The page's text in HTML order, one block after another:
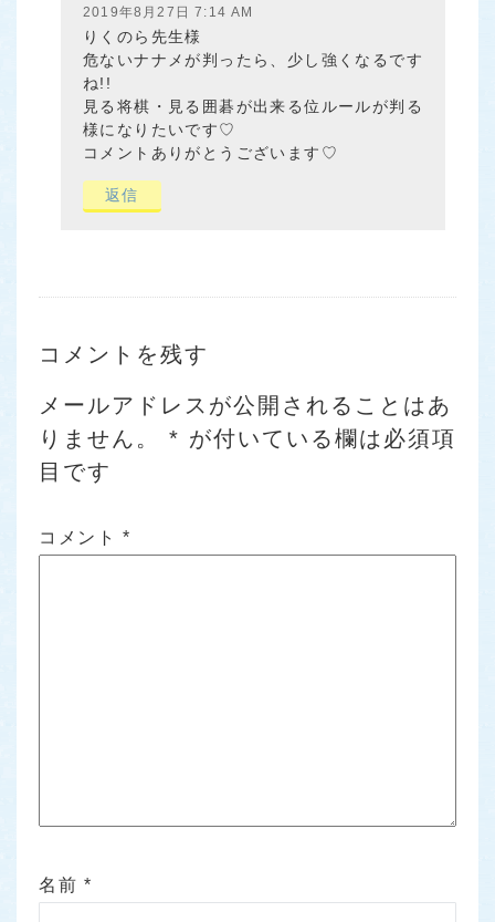
2019年8月27日 7:14 AM
りくのら先生様
危ないナナメが判ったら、少し強くなるです
ね!!
見る将棋・見る囲碁が出来る位ルールが判る
様になりたいです♡
コメントありがとうございます♡
返信
コメントを残す
メールアドレスが公開されることはあ
りません。
* が付いている欄は必須項
目です
コメント *
名前 *